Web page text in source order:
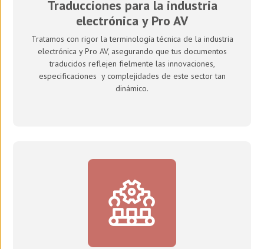
Traducciones para la industria
electrónica y Pro AV
Tratamos con rigor la terminología técnica de la industria
electrónica y Pro AV, asegurando que tus documentos
traducidos reflejen fielmente las innovaciones,
especificaciones y complejidades de este sectortan
dinámico.